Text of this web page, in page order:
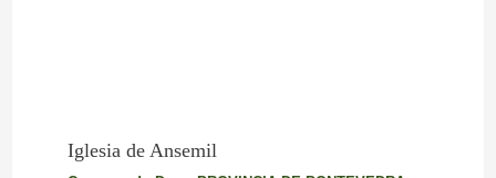
Iglesia de Ansemil